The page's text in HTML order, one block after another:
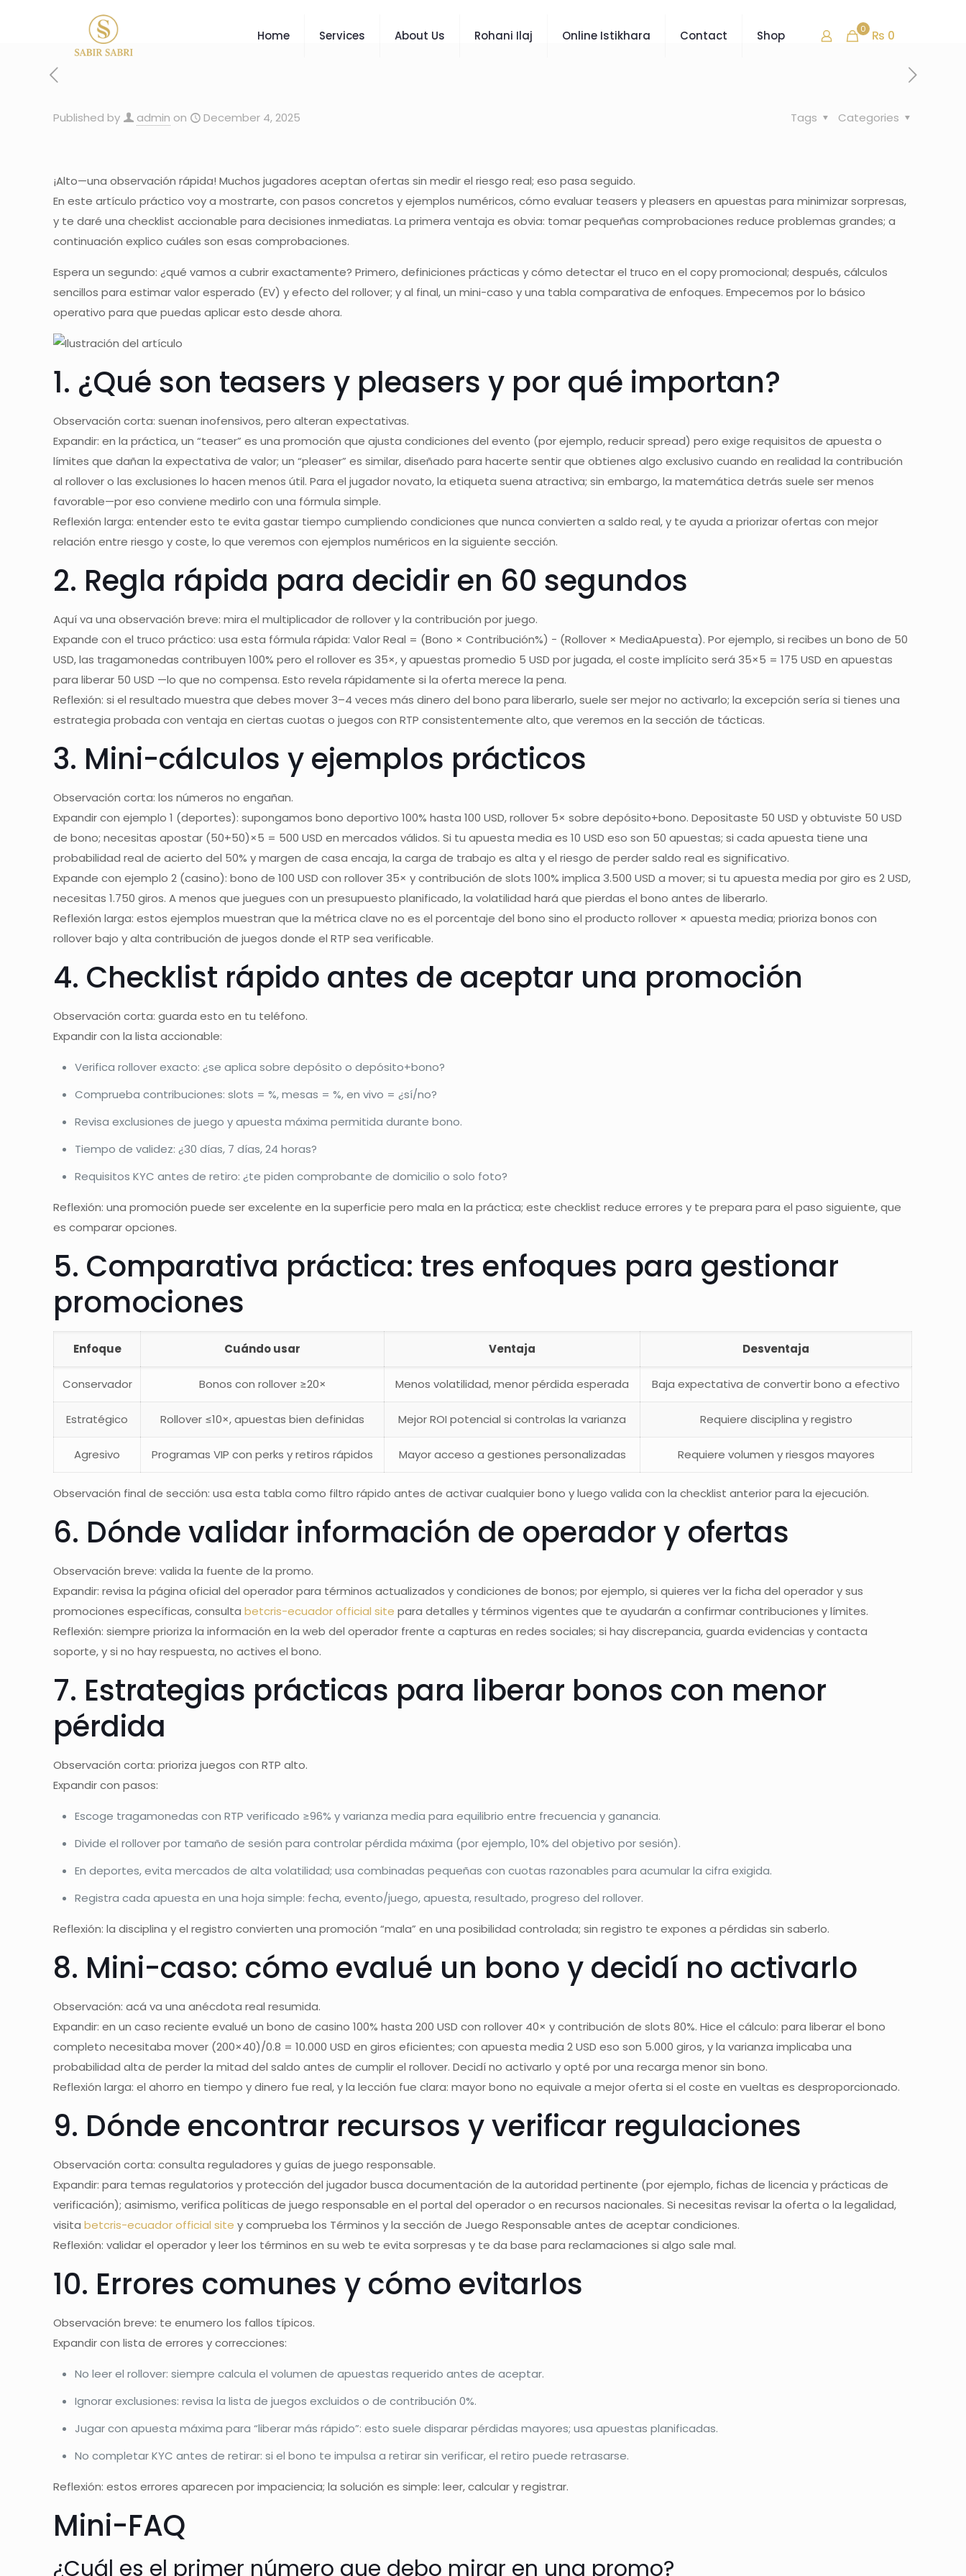
Home Services About Us Rohani Ilaj Online Istikhara Contact Shop 0 ₨ 0
Published by admin on December 4, 2025 Categories
Tags
¡Alto—una observación rápida! Muchos jugadores aceptan ofertas sin medir el riesgo real; eso pasa seguido.
En este artículo práctico voy a mostrarte, con pasos concretos y ejemplos numéricos, cómo evaluar teasers y pleasers en apuestas para minimizar sorpresas,
y te daré una checklist accionable para decisiones inmediatas. La primera ventaja es obvia: tomar pequeñas comprobaciones reduce problemas grandes; a
continuación explico cuáles son esas comprobaciones.
Espera un segundo: ¿qué vamos a cubrir exactamente? Primero, definiciones prácticas y cómo detectar el truco en el copy promocional; después, cálculos
sencillos para estimar valor esperado (EV) y efecto del rollover; y al final, un mini-caso y una tabla comparativa de enfoques. Empecemos por lo básico
operativo para que puedas aplicar esto desde ahora.
1. ¿Qué son teasers y pleasers y por qué importan?
Observación corta: suenan inofensivos, pero alteran expectativas.
Expandir: en la práctica, un “teaser” es una promoción que ajusta condiciones del evento (por ejemplo, reducir spread) pero exige requisitos de apuesta o
límites que dañan la expectativa de valor; un “pleaser” es similar, diseñado para hacerte sentir que obtienes algo exclusivo cuando en realidad la contribución
al rollover o las exclusiones lo hacen menos útil. Para el jugador novato, la etiqueta suena atractiva; sin embargo, la matemática detrás suele ser menos
favorable—por eso conviene medirlo con una fórmula simple.
Reflexión larga: entender esto te evita gastar tiempo cumpliendo condiciones que nunca convierten a saldo real, y te ayuda a priorizar ofertas con mejor
relación entre riesgo y coste, lo que veremos con ejemplos numéricos en la siguiente sección.
2. Regla rápida para decidir en 60 segundos
Aquí va una observación breve: mira el multiplicador de rollover y la contribución por juego.
Expande con el truco práctico: usa esta fórmula rápida: Valor Real = (Bono × Contribución%) − (Rollover × MediaApuesta). Por ejemplo, si recibes un bono de 50
USD, las tragamonedas contribuyen 100% pero el rollover es 35×, y apuestas promedio 5 USD por jugada, el coste implícito será 35×5 = 175 USD en apuestas
para liberar 50 USD —lo que no compensa. Esto revela rápidamente si la oferta merece la pena.
Reflexión: si el resultado muestra que debes mover 3–4 veces más dinero del bono para liberarlo, suele ser mejor no activarlo; la excepción sería si tienes una
estrategia probada con ventaja en ciertas cuotas o juegos con RTP consistentemente alto, que veremos en la sección de tácticas.
3. Mini-cálculos y ejemplos prácticos
Observación corta: los números no engañan.
Expandir con ejemplo 1 (deportes): supongamos bono deportivo 100% hasta 100 USD, rollover 5× sobre depósito+bono. Depositaste 50 USD y obtuviste 50 USD
de bono; necesitas apostar (50+50)×5 = 500 USD en mercados válidos. Si tu apuesta media es 10 USD eso son 50 apuestas; si cada apuesta tiene una
probabilidad real de acierto del 50% y margen de casa encaja, la carga de trabajo es alta y el riesgo de perder saldo real es significativo.
Expande con ejemplo 2 (casino): bono de 100 USD con rollover 35× y contribución de slots 100% implica 3.500 USD a mover; si tu apuesta media por giro es 2 USD,
necesitas 1.750 giros. A menos que juegues con un presupuesto planificado, la volatilidad hará que pierdas el bono antes de liberarlo.
Reflexión larga: estos ejemplos muestran que la métrica clave no es el porcentaje del bono sino el producto rollover × apuesta media; prioriza bonos con
rollover bajo y alta contribución de juegos donde el RTP sea verificable.
4. Checklist rápido antes de aceptar una promoción
Observación corta: guarda esto en tu teléfono.
Expandir con la lista accionable:
Verifica rollover exacto: ¿se aplica sobre depósito o depósito+bono?
Comprueba contribuciones: slots = %, mesas = %, en vivo = ¿sí/no?
Revisa exclusiones de juego y apuesta máxima permitida durante bono.
Tiempo de validez: ¿30 días, 7 días, 24 horas?
Requisitos KYC antes de retiro: ¿te piden comprobante de domicilio o solo foto?
Reflexión: una promoción puede ser excelente en la superficie pero mala en la práctica; este checklist reduce errores y te prepara para el paso siguiente, que
es comparar opciones.
5. Comparativa práctica: tres enfoques para gestionar
promociones
Enfoque Cuándo usar Ventaja Desventaja
Conservador Bonos con rollover ≥20× Menos volatilidad, menor pérdida esperada Baja expectativa de convertir bono a efectivo
Estratégico Rollover ≤10×, apuestas bien definidas Mejor ROI potencial si controlas la varianza Requiere disciplina y registro
Agresivo Programas VIP con perks y retiros rápidos Mayor acceso a gestiones personalizadas Requiere volumen y riesgos mayores
Observación final de sección: usa esta tabla como filtro rápido antes de activar cualquier bono y luego valida con la checklist anterior para la ejecución.
6. Dónde validar información de operador y ofertas
Observación breve: valida la fuente de la promo.
Expandir: revisa la página oficial del operador para términos actualizados y condiciones de bonos; por ejemplo, si quieres ver la ficha del operador y sus
promociones específicas, consultabetcris-ecuador official site para detalles y términos vigentes que te ayudarán a confirmar contribuciones y límites.
Reflexión: siempre prioriza la información en la web del operador frente a capturas en redes sociales; si hay discrepancia, guarda evidencias y contacta
soporte, y si no hay respuesta, no actives el bono.
7. Estrategias prácticas para liberar bonos con menor
pérdida
Observación corta: prioriza juegos con RTP alto.
Expandir con pasos:
Escoge tragamonedas con RTP verificado ≥96% y varianza media para equilibrio entre frecuencia y ganancia.
Divide el rollover por tamaño de sesión para controlar pérdida máxima (por ejemplo, 10% del objetivo por sesión).
En deportes, evita mercados de alta volatilidad; usa combinadas pequeñas con cuotas razonables para acumular la cifra exigida.
Registra cada apuesta en una hoja simple: fecha, evento/juego, apuesta, resultado, progreso del rollover.
Reflexión: la disciplina y el registro convierten una promoción “mala” en una posibilidad controlada; sin registro te expones a pérdidas sin saberlo.
8. Mini-caso: cómo evalué un bono y decidí no activarlo
Observación: acá va una anécdota real resumida.
Expandir: en un caso reciente evalué un bono de casino 100% hasta 200 USD con rollover 40× y contribución de slots 80%. Hice el cálculo: para liberar el bono
completo necesitaba mover (200×40)/0.8 = 10.000 USD en giros eficientes; con apuesta media 2 USD eso son 5.000 giros, y la varianza implicaba una
probabilidad alta de perder la mitad del saldo antes de cumplir el rollover. Decidí no activarlo y opté por una recarga menor sin bono.
Reflexión larga: el ahorro en tiempo y dinero fue real, y la lección fue clara: mayor bono no equivale a mejor oferta si el coste en vueltas es desproporcionado.
9. Dónde encontrar recursos y verificar regulaciones
Observación corta: consulta reguladores y guías de juego responsable.
Expandir: para temas regulatorios y protección del jugador busca documentación de la autoridad pertinente (por ejemplo, fichas de licencia y prácticas de
verificación); asimismo, verifica políticas de juego responsable en el portal del operador o en recursos nacionales. Si necesitas revisar la oferta o la legalidad,
visitabetcris-ecuador official site y comprueba los Términos y la sección de Juego Responsable antes de aceptar condiciones.
Reflexión: validar el operador y leer los términos en su web te evita sorpresas y te da base para reclamaciones si algo sale mal.
10. Errores comunes y cómo evitarlos
Observación breve: te enumero los fallos típicos.
Expandir con lista de errores y correcciones:
No leer el rollover: siempre calcula el volumen de apuestas requerido antes de aceptar.
Ignorar exclusiones: revisa la lista de juegos excluidos o de contribución 0%.
Jugar con apuesta máxima para “liberar más rápido”: esto suele disparar pérdidas mayores; usa apuestas planificadas.
No completar KYC antes de retirar: si el bono te impulsa a retirar sin verificar, el retiro puede retrasarse.
Reflexión: estos errores aparecen por impaciencia; la solución es simple: leer, calcular y registrar.
Mini-FAQ
¿Cuál es el primer número que debo mirar en una promo?